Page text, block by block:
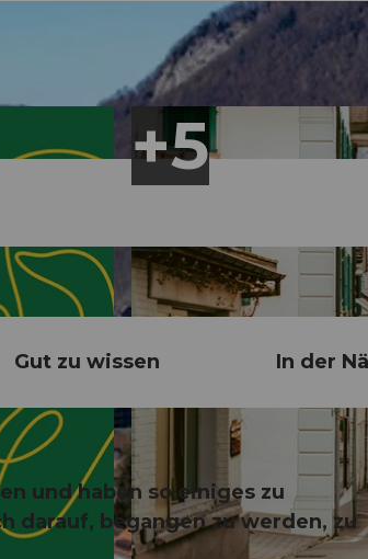
Gut zu wissen In der
und haben so einiges zu
darauf, begangen zu werden, zu